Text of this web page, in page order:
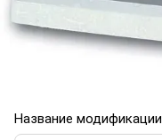
Название модификации